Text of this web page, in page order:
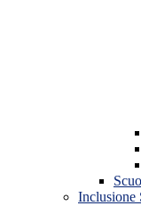
Inclusione